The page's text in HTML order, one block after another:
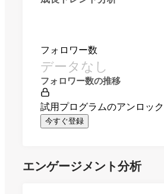
フォロワー数
データなし
フォロワー数の推移
試用プログラムのアンロック
今すぐ登録
エンゲージメント分析